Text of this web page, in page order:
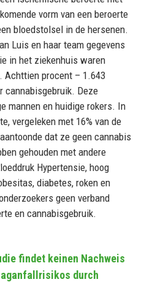
vorm van een beroerte
bloedstolsel in de hersenen.
Luis en haar team gegevens
in het ziekenhuis waren
Achttien procent – 1.643
cannabisgebruik. Deze
mannen en huidige rokers. In
vergeleken met 16% van de
dat ze geen cannabis
gehouden met andere
Hypertensie, hoog
diabetes, roken en
geen verband
en cannabisgebruik.
findet keinen Nachweis
durch